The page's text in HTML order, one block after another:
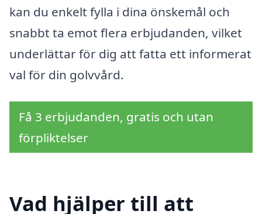
kan du enkelt fylla i dina önskemål och
snabbt ta emot flera erbjudanden, vilket
underlättar för dig att fatta ett informerat
val för din golvvård.
Få 3 erbjudanden, gratis och utan
förpliktelser
Vad hjälper till att